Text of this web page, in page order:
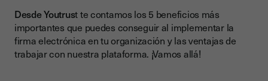
Refuerzo de la Imagen Corporativa
Casos de Éxito en la Digitalización con Firma Electrónica
Sectores que ya usan la Firma Electrónica
Desde Youtrust te contamos los 5 beneficios más
importantes que puedes conseguir al implementar la
firma electrónica en tu organización y las ventajas de
trabajar con nuestra plataforma. ¡Vamos allá!